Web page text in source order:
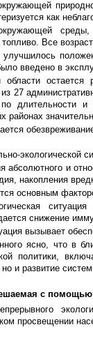
как
Все
введено в
области остается
27
длительности и
районах
экологической
абсолютного и
накопления
основным
снижение
вызывает
ясно, что в
политики,
и развитие
с помощью
просвещении